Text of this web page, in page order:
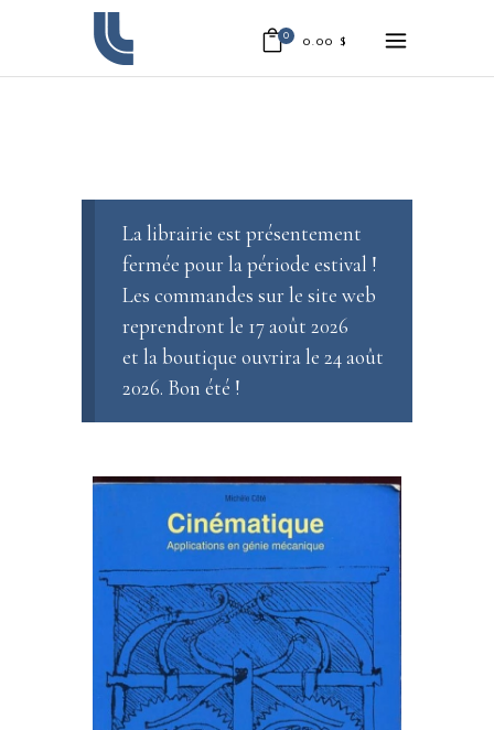
0 0.00 $
La librairie est présentement
fermée pour la période estival !
Les commandes sur le site web
reprendront le 17 août 2026
et la boutique ouvrira le 24 août
2026. Bon été !